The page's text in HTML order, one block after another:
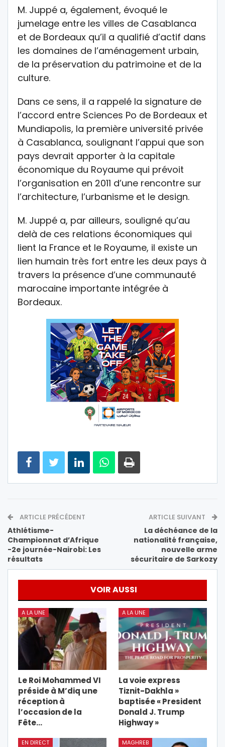
M. Juppé a, également, évoqué le
jumelage entre les villes de Casablanca
et de Bordeaux qu’il a qualifié d’actif dans
les domaines de l’aménagement urbain,
de la préservation du patrimoine et de la
culture.
Dans ce sens, il a rappelé la signature de
l’accord entre Sciences Po de Bordeaux et
Mundiapolis, la première université privée
à Casablanca, soulignant l’appui que son
pays devrait apporter à la capitale
économique du Royaume qui prévoit
l’organisation en 2011 d’une rencontre sur
l’architecture, l’urbanisme et le design.
M. Juppé a, par ailleurs, souligné qu’au
delà de ces relations économiques qui
lient la France et le Royaume, il existe un
lien humain très fort entre les deux pays à
travers la présence d’une communauté
marocaine importante intégrée à
Bordeaux.
ARTICLE PRÉCÉDENT
Athlétisme-
Championnat d’Afrique
-2e journée-Nairobi: Les
résultats
ARTICLE SUIVANT
La déchéance de la
nationalité française,
nouvelle arme
sécuritaire de Sarkozy
VOIR AUSSI
A LA UNE
Le Roi Mohammed VI
préside à M’diq une
réception à
l’occasion de la
Fête…
A LA UNE
La voie express
Tiznit-Dakhla »
baptisée « President
Donald J. Trump
Highway »
EN DIRECT MAGHREB